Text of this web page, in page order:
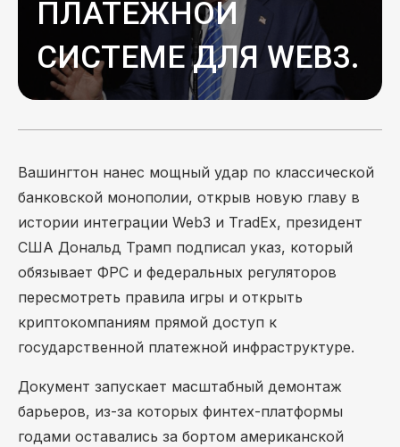
ПЛАТЕЖНОЙ
СИСТЕМЕ ДЛЯ WEB3.
Вашингтон нанес мощный удар по классической
банковской монополии, открыв новую главу в
истории интеграции Web3 и TradEx, президент
США Дональд Трамп подписал указ, который
обязывает ФРС и федеральных регуляторов
пересмотреть правила игры и открыть
криптокомпаниям прямой доступ к
государственной платежной инфраструктуре.
Документ запускает масштабный демонтаж
барьеров, из-за которых финтех-платформы
годами оставались за бортом американской